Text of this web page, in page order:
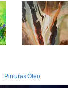
Pinturas Óleo